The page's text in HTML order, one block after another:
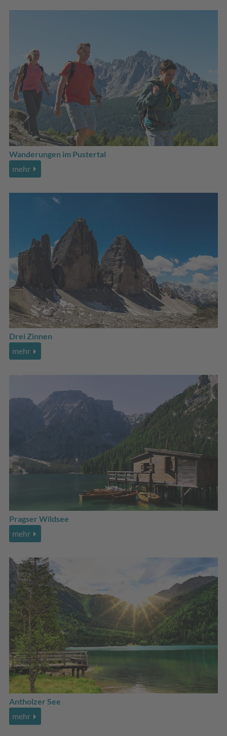
Wanderungen im Pustertal
mehr
Drei Zinnen
mehr
Pragser Wildsee
mehr
Antholzer See
mehr